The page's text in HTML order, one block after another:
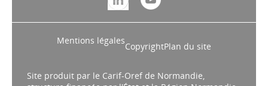
Mentions légales
CopyrightPlan du site
Site produit par le Carif-Oref de Normandie,